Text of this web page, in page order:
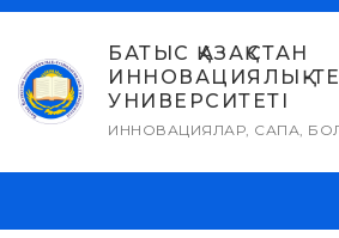
Skip
content
БАТЫС ҚАЗАҚСТАН
ИННОВАЦИЯЛЫҚ-
УНИВЕРСИТЕТІ
ИННОВАЦИЯЛАР, САПА,